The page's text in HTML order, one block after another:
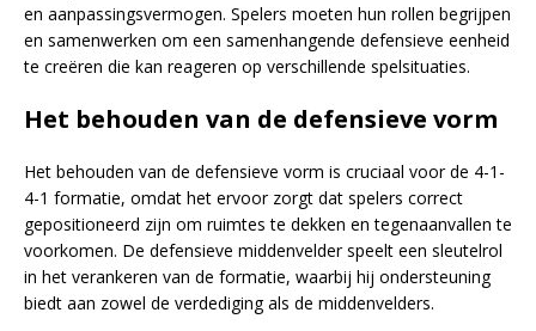
en aanpassingsvermogen. Spelers moeten hun rollen begrijpen
en samenwerken om een samenhangende defensieve eenheid
te creëren die kan reageren op verschillende spelsituaties.
Het behouden van de defensieve vorm
Het behouden van de defensieve vorm is cruciaal voor de 4-1-
4-1 formatie, omdat het ervoor zorgt dat spelers correct
gepositioneerd zijn om ruimtes te dekken en tegenaanvallen te
voorkomen. De defensieve middenvelder speelt een sleutelrol
in het verankeren van de formatie, waarbij hij ondersteuning
biedt aan zowel de verdediging als de middenvelders.